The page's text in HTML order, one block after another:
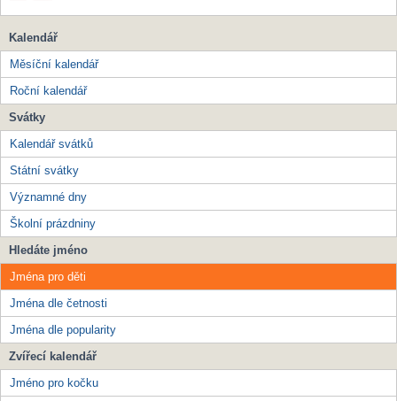
Kalendář
Měsíční kalendář
Roční kalendář
Svátky
Kalendář svátků
Státní svátky
Významné dny
Školní prázdniny
Hledáte jméno
Jména pro děti
Jména dle četnosti
Jména dle popularity
Zvířecí kalendář
Jméno pro kočku